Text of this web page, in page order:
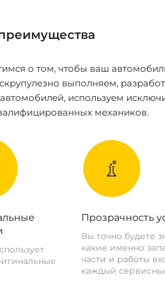
о том, чтобы ваш
выполняем,
используем
механиков.
Прозрачность
Вы точно будете
какие именно
части и работы
каждый